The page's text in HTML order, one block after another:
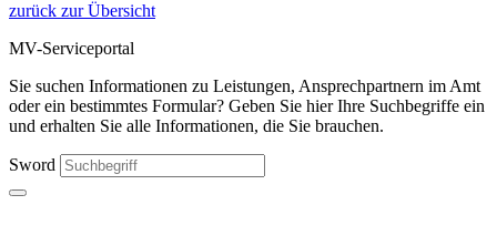
zurück zur Übersicht
MV-Serviceportal
Sie suchen Informationen zu Leistungen, Ansprechpartnern im Amt
oder ein bestimmtes Formular? Geben Sie hier Ihre Suchbegriffe ein
und erhalten Sie alle Informationen, die Sie brauchen.
Sword